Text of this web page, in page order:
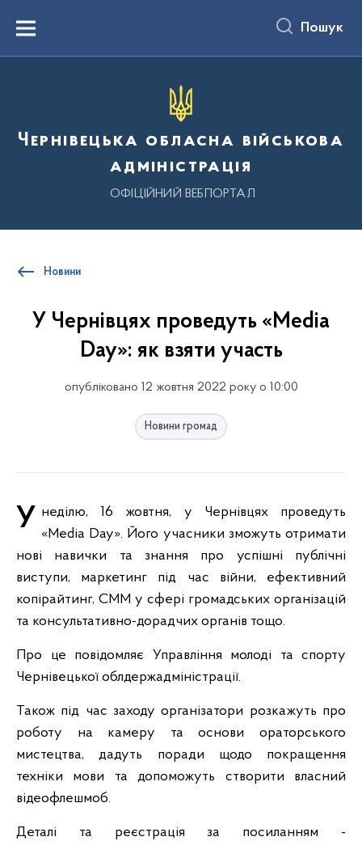
вмістуMenu Пошук
Чернівецька обласна військова
адміністрація
ОФІЦІЙНИЙ ВЕБПОРТАЛ
Новини
У Чернівцях проведуть «Media
Day»: як взяти участь
опубліковано 12 жовтня 2022 року о 10:00
Новини громад
У неділю, 16 жовтня, у Чернівцях проведуть «Media Day». Його учасники зможуть отримати
нові навички та знання про успішні публічні
виступи, маркетинг під час війни, ефективний
копірайтинг, СММ у сфері громадських організацій
та консультативно-дорадчих органів тощо.
Про це повідомляє Управління молоді та спорту
Чернівецької облдержадміністрації.
Також під час заходу організатори розкажуть про
роботу на камеру та основи ораторського
мистецтва, дадуть поради щодо покращення
техніки мови та допоможуть створити власний
відеофлешмоб.
Деталі та реєстрація за посиланням -